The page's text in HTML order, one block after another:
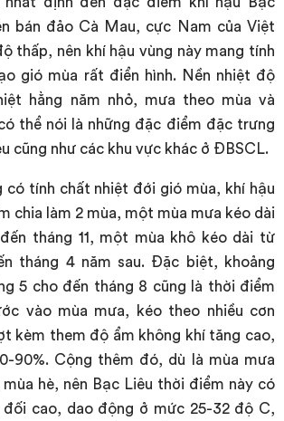
bán đảo Cà Mau, cực Nam của Việt
thấp, nên khí hậu vùng này mang tính
gió mùa rất điển hình. Nền nhiệt độ
hằng năm nhỏ, mưa theo mùa và
thể nói là những đặc điểm đặc trưng
cũng như các khu vực khác ở ĐBSCL.
có tính chất nhiệt đới gió mùa, khí hậu
chia làm 2 mùa, một mùa mưa kéo dài
tháng 11, một mùa khô kéo dài từ
tháng 4 năm sau. Đặc biệt, khoảng
5 cho đến tháng 8 cũng là thời điểm
vào mùa mưa, kéo theo nhiều cơn
kèm them độ ẩm không khí tăng cao,
90%. Cộng thêm đó, dù là mùa mưa
hè, nên Bạc Liêu thời điểm này có
cao, dao động ở mức 25-32 độ C,